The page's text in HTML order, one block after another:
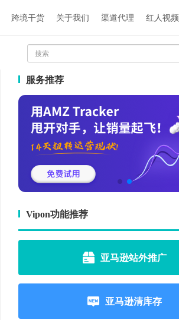
跨境干货 关于我们 渠道代理 红人视频
服务推荐
Vipon功能推荐
亚马逊站外推广
亚马逊清库存